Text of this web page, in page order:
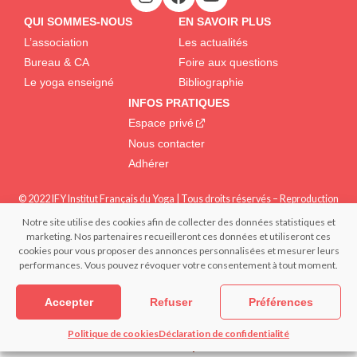
Notre site utilise des cookies afin de collecter des données statistiques et
marketing. Nos partenaires recueilleront ces données et utiliseront ces
cookies pour vous proposer des annonces personnalisées et mesurer leurs
performances. Vous pouvez révoquer votre consentement à tout moment.
Accepter Refuser Préférences
Politique de cookiesDéclaration de confidentialité
S’informer Pratiquer
Devenir
Espace privé
QUI SOMMES-NOUS
L’association
Bureau & CA
Le yoga enseigné
EN SAVOIR PLUS
Les actualités
Foire aux questions
Bibliographie
INFOS PRATIQUES
Espace privé
Nous contacter
Adhérer
© 2022 IFY Institut Français du Yoga | Tous droits réservés – Reproduction
interdite | Réalisation : – FRANCECOM, Agence digitale
Mentions légales
Confidentialité et données personnelles
Politique de cookies (EU)